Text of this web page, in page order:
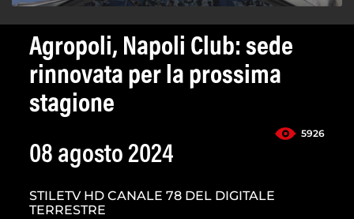
Agropoli, Napoli Club: sede
rinnovata per la prossima
stagione
5926
08 agosto 2024
STILETV HD CANALE 78 DEL DIGITALE
TERRESTRE